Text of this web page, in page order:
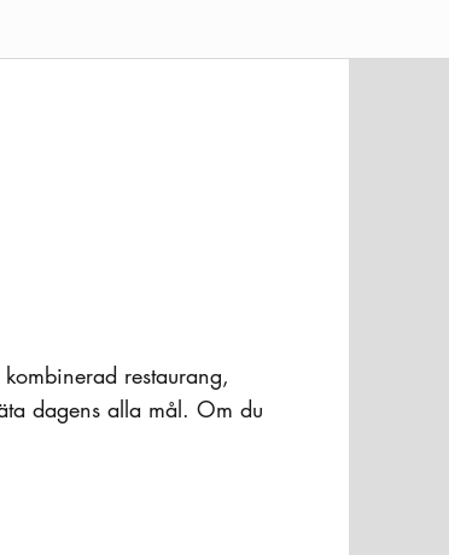
restaurang,
dagens alla mål. Om du
mesta på menyn att ta
från delin och det